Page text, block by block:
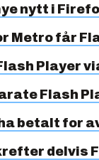
nytt i
Metro får
Player
Flash
betalt for
delvis